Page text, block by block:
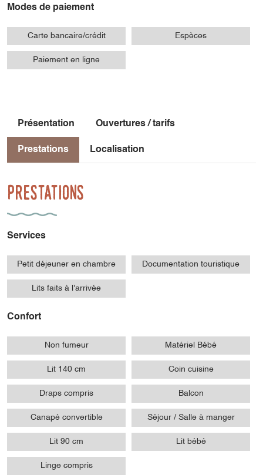
Modes de paiement
Carte bancaire/crédit Espèces
Paiement en ligne
Présentation Ouvertures / tarifs
Prestations Localisation
Prestations
Services
Petit déjeuner en chambre Documentation touristique
Lits faits à l'arrivée
Confort
Non fumeur Matériel Bébé
Lit 140 cm Coin cuisine
Draps compris Balcon
Canapé convertible Séjour / Salle à manger
Lit 90 cm Lit bébé
Linge compris